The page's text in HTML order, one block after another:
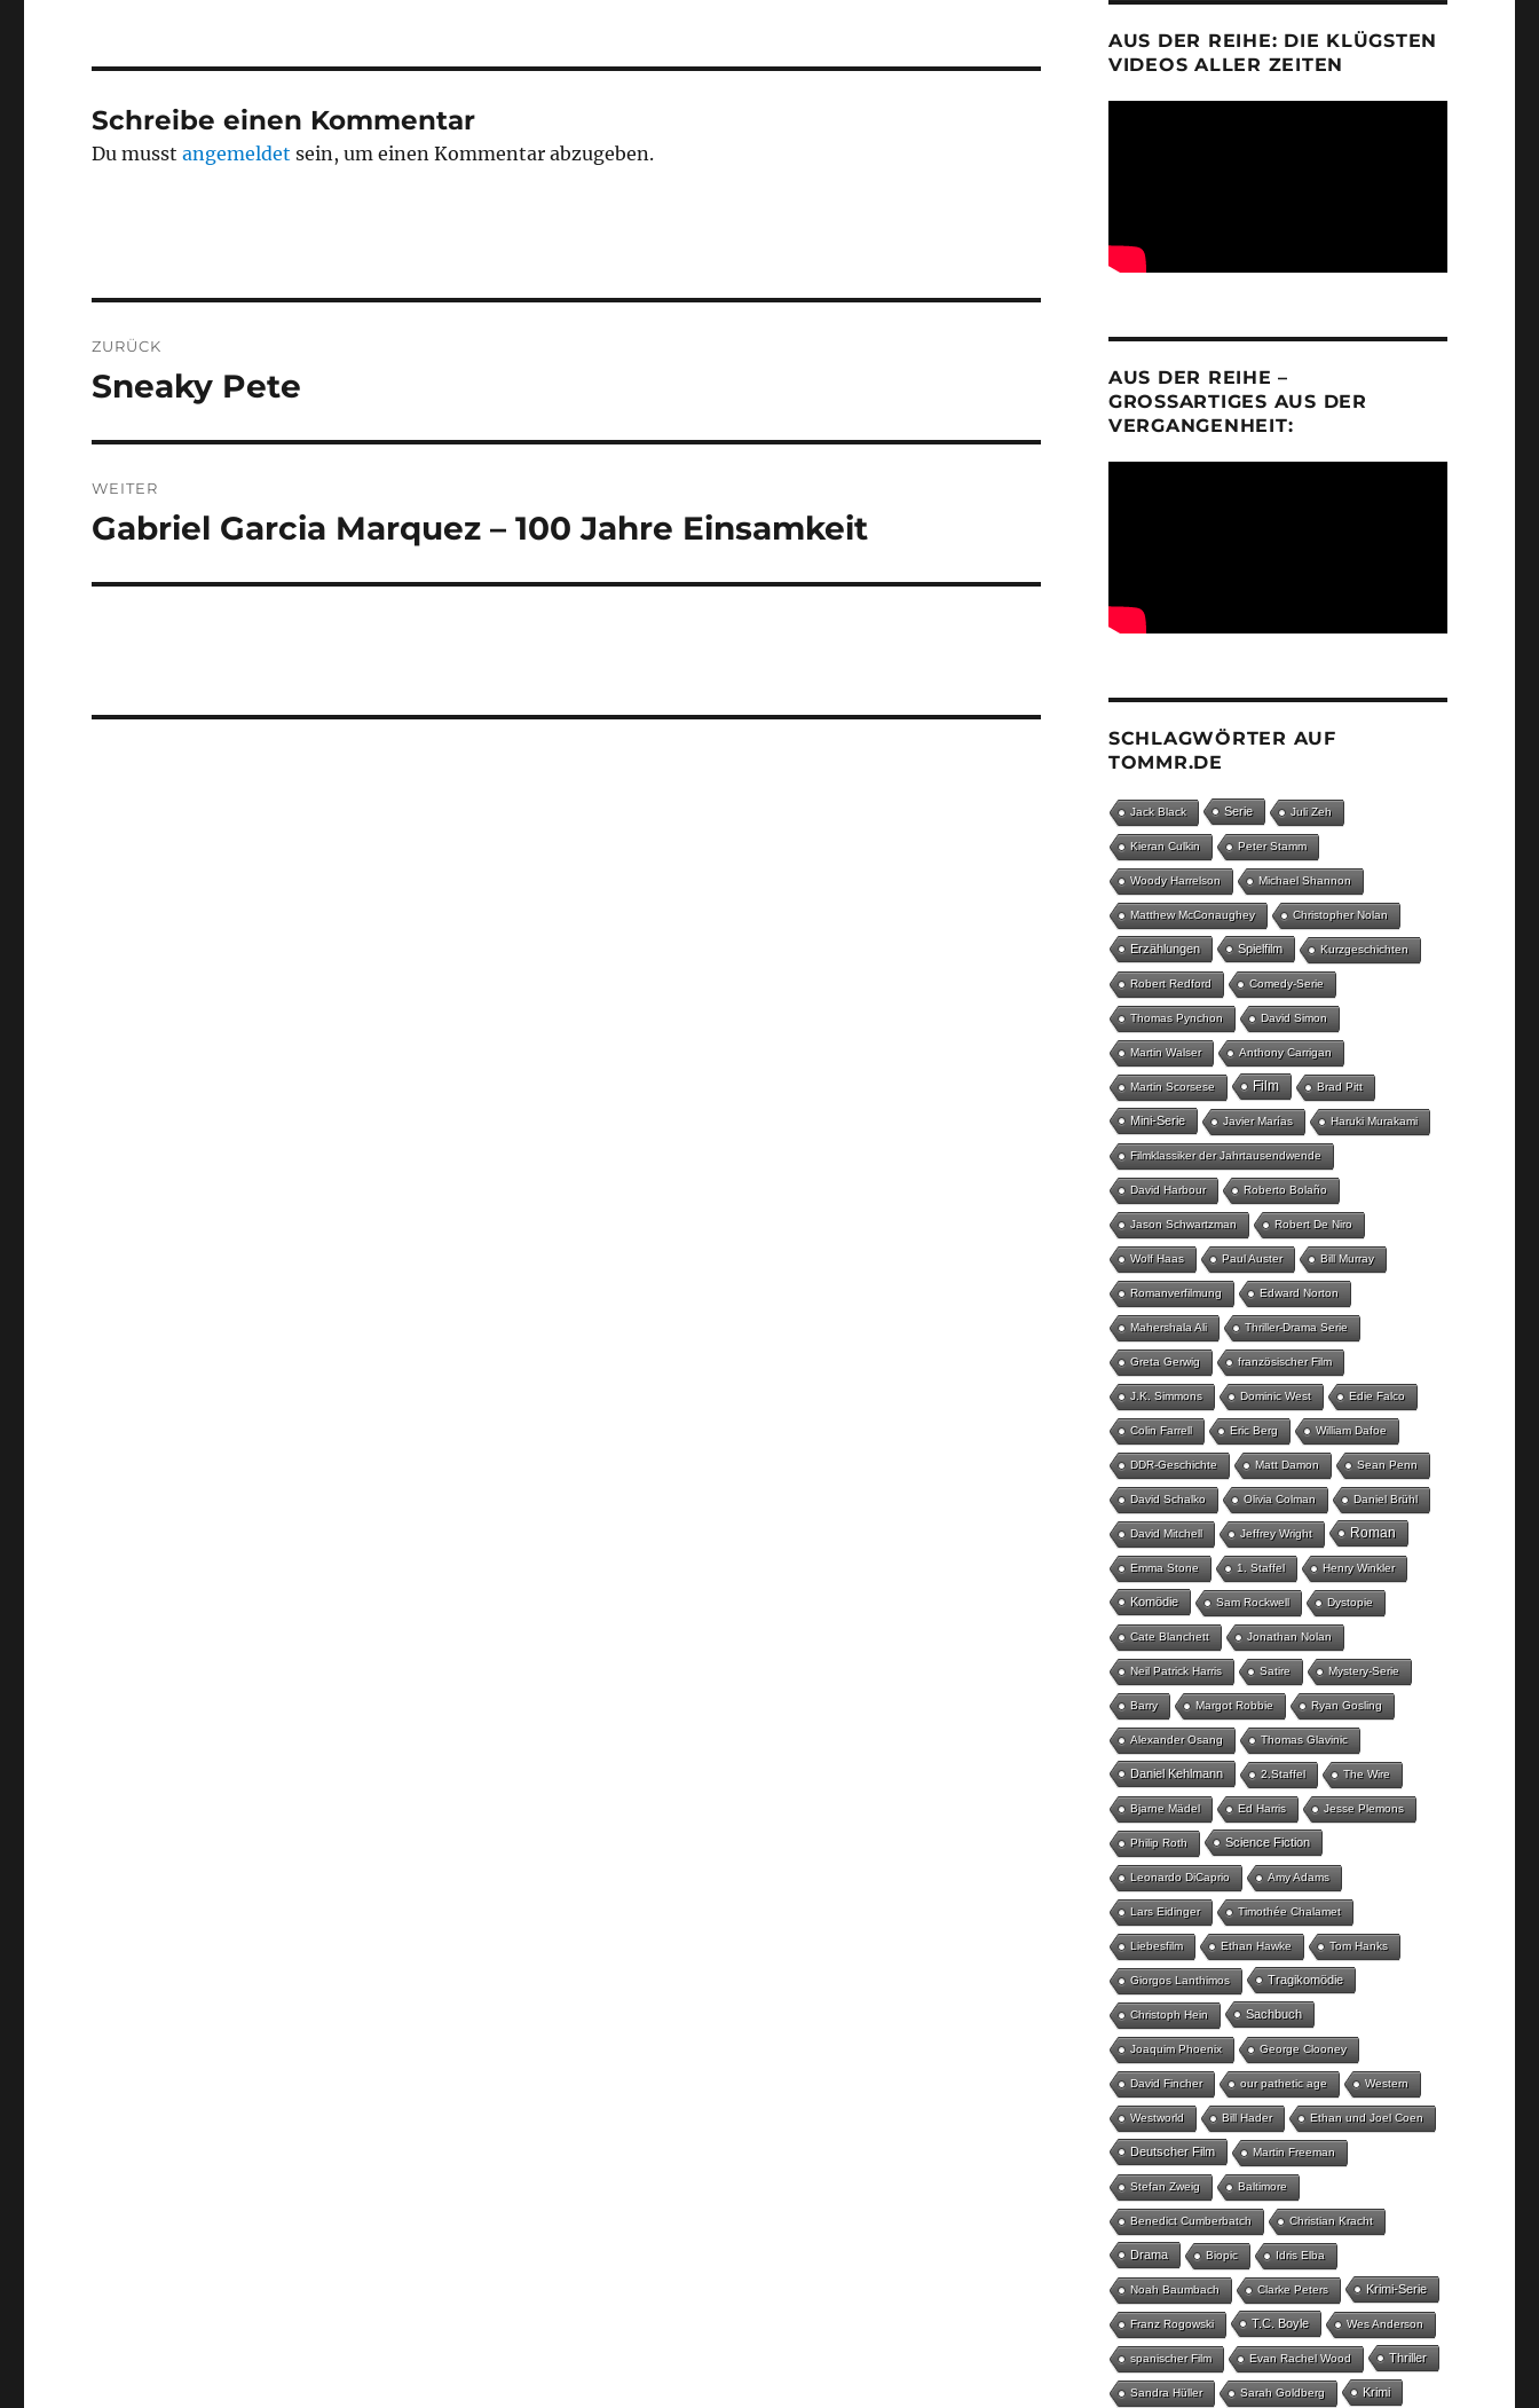
Schreibe einen Kommentar
Du musstangemeldet sein, um einen Kommentar abzugeben.
ZURÜCK
Vorheriger
Sneaky Pete
WEITER
Nächster
Gabriel Garcia Marquez – 100 Jahre Einsamkeit
AUS DER REIHE: DIE KLÜGSTEN
VIDEOS ALLER ZEITEN
AUS DER REIHE –
GROSSARTIGES AUS DER V
ERGANGENHEIT:
SCHLAGWÖRTER AUF
TOMMR.DE
Jack Black Serie Juli Zeh
Kieran Culkin Peter Stamm
Woody Harrelson Michael Shannon
Matthew McConaughey Christopher Nolan
Erzählungen Spielfilm Kurzgeschichten
Robert Redford Comedy-Serie
Thomas Pynchon David Simon
Martin Walser Anthony Carrigan
Martin Scorsese Film Brad Pitt
Mini-Serie Javier Marías Haruki Murakami
Filmklassiker der Jahrtausendwende
David Harbour Roberto Bolaño
Jason Schwartzman Robert De Niro
Wolf Haas Paul Auster Bill Murray
Romanverfilmung Edward Norton
Mahershala Ali Thriller-Drama Serie
Greta Gerwig französischer Film
J.K. Simmons Dominic West Edie Falco
Colin Farrell Eric Berg William Dafoe
DDR-Geschichte Matt Damon Sean Penn
David Schalko Olivia Colman Daniel Brühl
David Mitchell Jeffrey Wright Roman
Emma Stone 1. Staffel Henry Winkler
Komödie Sam Rockwell Dystopie
Cate Blanchett Jonathan Nolan
Neil Patrick Harris Satire Mystery-Serie
Barry Margot Robbie Ryan Gosling
Alexander Osang Thomas Glavinic
Daniel Kehlmann 2.Staffel The Wire
Bjarne Mädel Ed Harris Jesse Plemons
Philip Roth Science Fiction
Leonardo DiCaprio Amy Adams
Lars Eidinger Timothée Chalamet
Liebesfilm Ethan Hawke Tom Hanks
Giorgos Lanthimos Tragikomödie
Christoph Hein Sachbuch
Joaquim Phoenix George Clooney
David Fincher our pathetic age Western
Westworld Bill Hader Ethan und Joel Coen
Deutscher Film Martin Freeman
Stefan Zweig Baltimore
Benedict Cumberbatch Christian Kracht
Drama Biopic Idris Elba
Noah Baumbach Clarke Peters Krimi-Serie
Franz Rogowski T.C. Boyle Wes Anderson
spanischer Film Evan Rachel Wood Thriller
Sandra Hüller Sarah Goldberg Krimi